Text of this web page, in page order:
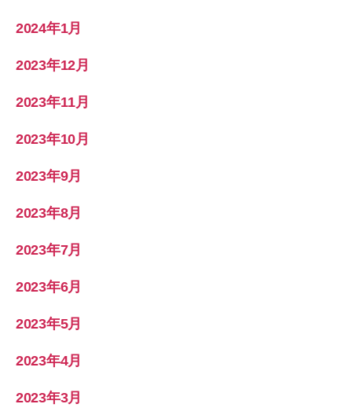
2024年1月
2023年12月
2023年11月
2023年10月
2023年9月
2023年8月
2023年7月
2023年6月
2023年5月
2023年4月
2023年3月